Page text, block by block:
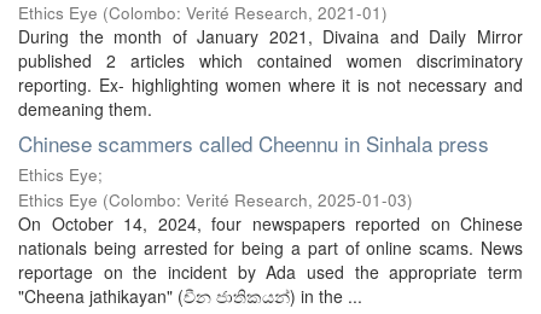
Ethics Eye (Colombo: Verité Research, 2021-01)
During the month of January 2021, Divaina and Daily Mirror
published 2 articles which contained women discriminatory
reporting. Ex- highlighting women where it is not necessary and
demeaning them.
Chinese scammers called Cheennu in Sinhala press
Ethics Eye;
Ethics Eye (Colombo: Verité Research, 2025-01-03)
On October 14, 2024, four newspapers reported on Chinese
nationals being arrested for being a part of online scams. News
reportage on the incident by Ada used the appropriate term
"Cheena jathikayan" (චීන ජාතිකයන්) in the ...